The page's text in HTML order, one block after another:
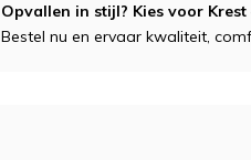
Opvallen in stijl? Kies voor
Bestel nu en ervaar kwaliteit,